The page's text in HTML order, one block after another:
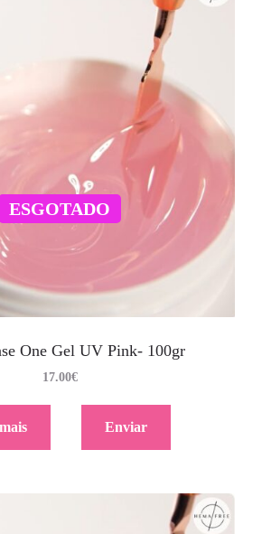
ESGOTADO
One Gel UV Pink- 100gr
17.00€
Enviar